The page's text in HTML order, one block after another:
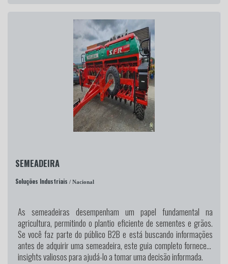
SEMEADEIRA
Soluções Industriais / Nacional
As semeadeiras desempenham um papel fundamental na
agricultura, permitindo o plantio eficiente de sementes e grãos.
Se você faz parte do público B2B e está buscando informações
antes de adquirir uma semeadeira, este guia completo fornecerá
insights valiosos para ajudá-lo a tomar uma decisão informada.